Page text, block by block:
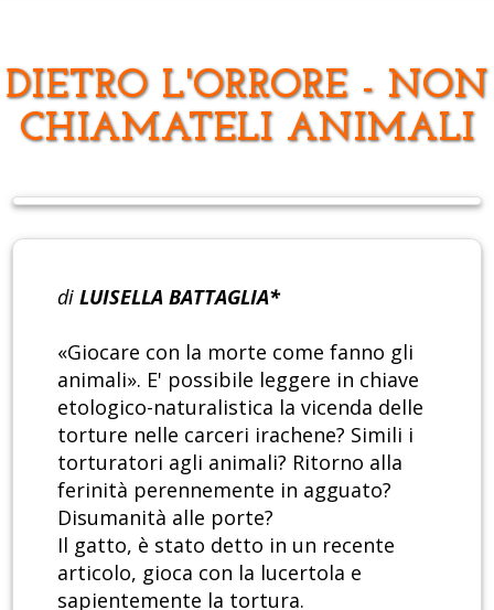
DIETRO L'ORRORE - NON
CHIAMATELI ANIMALI
di LUISELLA BATTAGLIA*
«Giocare con la morte come fanno gli
animali». E' possibile leggere in chiave
etologico-naturalistica la vicenda delle
torture nelle carceri irachene? Simili i
torturatori agli animali? Ritorno alla
ferinità perennemente in agguato?
Disumanità alle porte?
Il gatto, è stato detto in un recente
articolo, gioca con la lucertola e
sapientemente la tortura.